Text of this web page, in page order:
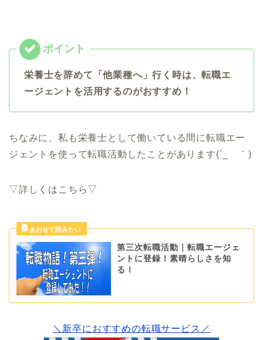
栄養士を辞めて「他業種へ」行く時は、転職エ
ージェントを活用するのがおすすめ！
ちなみに、私も栄養士として働いている間に転職エー
ジェントを使って転職活動したことがあります(´_ゝ｀)
▽詳しくはこちら▽
第三次転職活動｜転職エージェ
ントに登録！素晴らしさを知
る！
＼新卒におすすめの転職サービス／